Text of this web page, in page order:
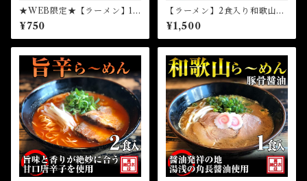
★WEB限定★【ラーメン】1
食マー油豚骨ら～めん（冷
凍）
¥750
【ラーメン】2食入り和歌山ら
～めん（冷凍）
¥1,500